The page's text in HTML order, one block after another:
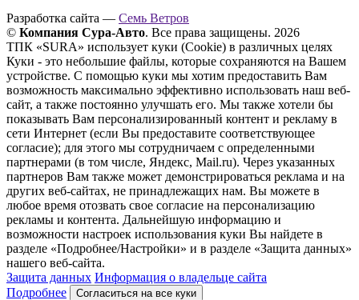
Разработка сайта — Семь Ветров
© Компания Сура-Авто. Все права защищены. 2026
ТПК «SURA» использует куки (Cookie) в различных целях
Куки - это небольшие файлы, которые сохраняются на Вашем
устройстве. С помощью куки мы хотим предоставить Вам
возможность максимально эффективно использовать наш веб-
сайт, а также постоянно улучшать его. Мы также хотели бы
показывать Вам персонализированный контент и рекламу в
сети Интернет (если Вы предоставите соответствующее
согласие); для этого мы сотрудничаем с определенными
партнерами (в том числе, Яндекс, Mail.ru). Через указанных
партнеров Вам также может демонстрироваться реклама и на
других веб-сайтах, не принадлежащих нам. Вы можете в
любое время отозвать свое согласие на персонализацию
рекламы и контента. Дальнейшую информацию и
возможности настроек использования куки Вы найдете в
разделе «Подробнее/Настройки» и в разделе «Защита данных»
нашего веб-сайта.
Защита данных Информация о владельце сайта
Подробнее
Согласиться на все куки